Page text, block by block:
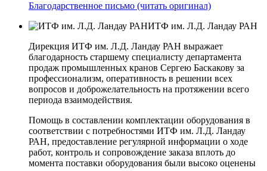
Благодарственное письмо (читать оригинал)
ИТФ им. Л.Д. Ландау РАН
Дирекция ИТФ им. Л.Д. Ландау РАН выражает
благодарность старшему специалисту департамента
продаж промышленных кранов Сергею Баскакову за
профессионализм, оперативность в решении всех
вопросов и доброжелательность на протяжении всего
периода взаимодействия.
Помощь в составлении комплектации оборудования в
соответствии с потребностями ИТФ им. Л.Д. Ландау
РАН, предоставление регулярной информации о ходе
работ, контроль и сопровождение заказа вплоть до
момента поставки оборудования были высоко оценены